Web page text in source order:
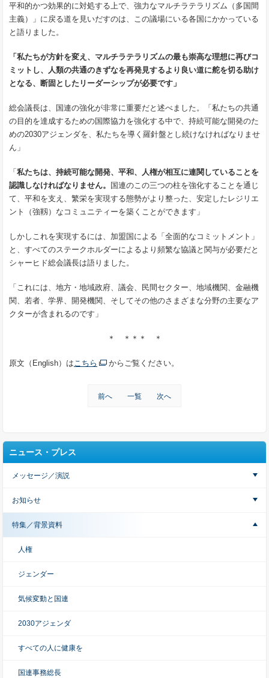
平和的かつ効果的に対処する上で、強力なマルチラテラリズム（多国間
主義）」に戻る道を見いだすのは、この議場にいる各国にかかっている
と語りました。
「私たちが方針を変え、マルチラテラリズムの最も崇高な理想に再びコ
ミットし、人類の共通のきずなを再発見するより良い道に舵を切る助け
となる、断固としたリーダーシップが必要です」
総会議長は、国連の強化が非常に重要だと述べました。「私たちの共通
の目的を達成するための国際協力を強化する中で、持続可能な開発のた
めの2030アジェンダを、私たちを導く羅針盤とし続けなければなりませ
ん」
「 私たちは、持続可能な開発、平和、人権が相互に連関していることを
認識しなければなりません。
国連のこの三つの柱を強化することを通じ
て、平和を支え、繁栄を実現する態勢がより整った、安定したレジリエ
ント（強靱）なコミュニティーを築くことができます」
しかしこれを実現するには、加盟国による「全面的なコミットメント」
と、すべてのステークホルダーによるより頻繁な協議と関与が必要だと
シャーヒド総会議長は語りました。
「これには、地方・地域政府、議会、民間セクター、地域機関、金融機
関、若者、学界、開発機関、そしてその他のさまざまな分野の主要なア
クターが含まれるのです」
＊ ＊＊＊ ＊
原文（English）は こちら からご覧ください。
前へ 一覧 次へ
ニュース・プレス
メッセージ／演説
お知らせ
特集／背景資料
人権
ジェンダー
気候変動と国連
2030アジェンダ
すべての人に健康を
国連事務総長